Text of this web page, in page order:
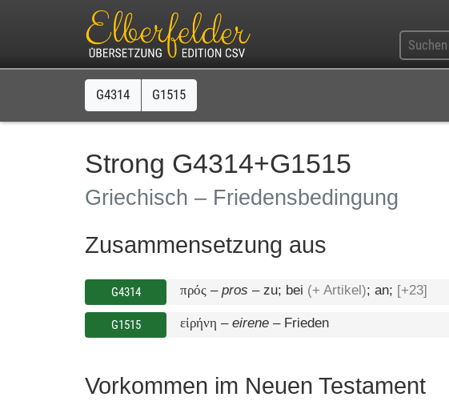
G4314 G1515
Strong G4314+G1515
Griechisch – Friedensbedingung
Zusammensetzung aus
G4314 πρός – pros – zu; bei (+ Artikel); an; [+23]
G1515 εἰρήνη – eirene – Frieden
Vorkommen im Neuen Testament